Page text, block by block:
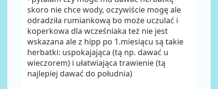
skoro nie chce wody, oczywiście mogę ale
odradziła rumiankową bo może uczulać i
koperkowa dla wcześniaka też nie jest
wskazana ale z hipp po 1.miesiącu są takie
herbatki: uspokajająca (tą np. dawać u
wieczorem) i ułatwiająca trawienie (tą
najlepiej dawać do południa)